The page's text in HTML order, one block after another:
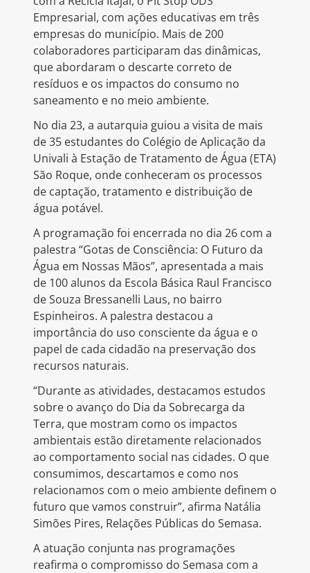
Empresarial, com ações educativas em três
empresas do município. Mais de 200
colaboradores participaram das dinâmicas,
que abordaram o descarte correto de
resíduos e os impactos do consumo no
saneamento e no meio ambiente.
No dia 23, a autarquia guiou a visita de mais
de 35 estudantes do Colégio de Aplicação da
Univali à Estação de Tratamento de Água (ETA)
São Roque, onde conheceram os processos
de captação, tratamento e distribuição de
água potável.
A programação foi encerrada no dia 26 com a
palestra “Gotas de Consciência: O Futuro da
Água em Nossas Mãos”, apresentada a mais
de 100 alunos da Escola Básica Raul Francisco
de Souza Bressanelli Laus, no bairro
Espinheiros. A palestra destacou a
importância do uso consciente da água e o
papel de cada cidadão na preservação dos
recursos naturais.
“Durante as atividades, destacamos estudos
sobre o avanço do Dia da Sobrecarga da
Terra, que mostram como os impactos
ambientais estão diretamente relacionados
ao comportamento social nas cidades. O que
consumimos, descartamos e como nos
relacionamos com o meio ambiente definem o
futuro que vamos construir”, afirma Natália
Simões Pires, Relações Públicas do Semasa.
A atuação conjunta nas programações
reafirma o compromisso do Semasa com a